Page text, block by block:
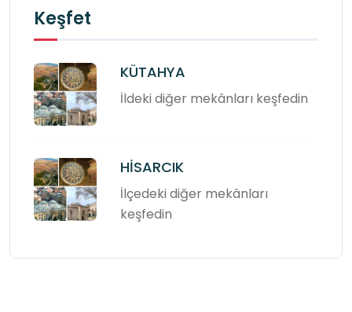
Keşfet
KÜTAHYA
İldeki diğer mekânları keşfedin
HİSARCIK
İlçedeki diğer mekânları
keşfedin